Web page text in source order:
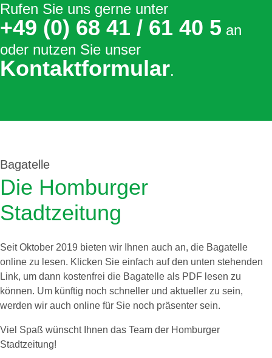
Rufen Sie uns gerne unter
+49 (0) 68 41 / 61 40 5 an
oder nutzen Sie unser
Kontaktformular.
Bagatelle
Die Homburger
Stadtzeitung
Seit Oktober 2019 bieten wir Ihnen auch an, die Bagatelle
online zu lesen. Klicken Sie einfach auf den unten stehenden
Link, um dann kostenfrei die Bagatelle als PDF lesen zu
können. Um künftig noch schneller und aktueller zu sein,
werden wir auch online für Sie noch präsenter sein.
Viel Spaß wünscht Ihnen das Team der Homburger
Stadtzeitung!